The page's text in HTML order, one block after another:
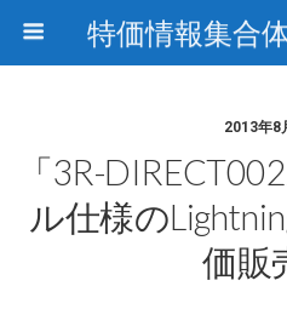
2013年8
「3R-
ル仕様の
価販